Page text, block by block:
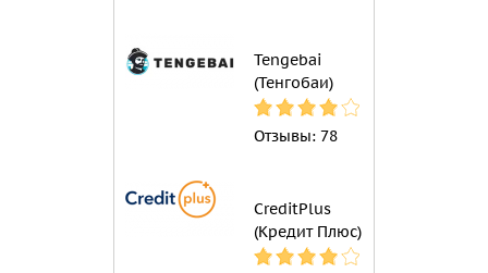
Tengebai
(Тенгобаи)
Отзывы: 78
CreditPlus
(Кредит Плюс)